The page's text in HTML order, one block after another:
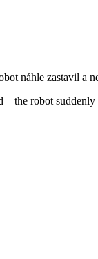
náhle zastavil a
robot